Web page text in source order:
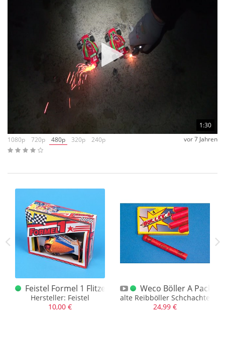
ARS. Jetzt kann man das ultimative Rennen
Flitzer gegen die Cialfir – Renner. Schöne
Faltfahrzeuge mit 3facheffekt.
1:30
1080p
720p 480p 320p 240p vor 7 Jahren
5er Packung 2m
Feistel Formel 1 Flitzer Schachtel m. einem
Hersteller: Feistel
10,00 €
Weco Böller A
alte Reibböller Schchachtel
24,99 €